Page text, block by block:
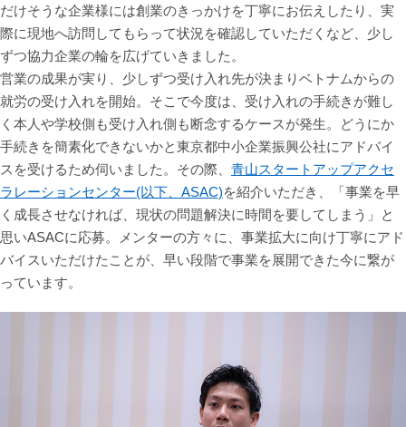
だけそうな企業様には創業のきっかけを丁寧にお伝えしたり、実
際に現地へ訪問してもらって状況を確認していただくなど、少し
ずつ協力企業の輪を広げていきました。
営業の成果が実り、少しずつ受け入れ先が決まりベトナムからの
就労の受け入れを開始。そこで今度は、受け入れの手続きが難し
く本人や学校側も受け入れ側も断念するケースが発生。どうにか
手続きを簡素化できないかと東京都中小企業振興公社にアドバイ
スを受けるため伺いました。その際、 青山スタートアップアクセ
ラレーションセンター(以下、ASAC)を紹介いただき、「事業を早
く成長させなければ、現状の問題解決に時間を要してしまう」と
思いASACに応募。メンターの方々に、事業拡大に向け丁寧にアド
バイスいただけたことが、早い段階で事業を展開できた今に繋が
っています。